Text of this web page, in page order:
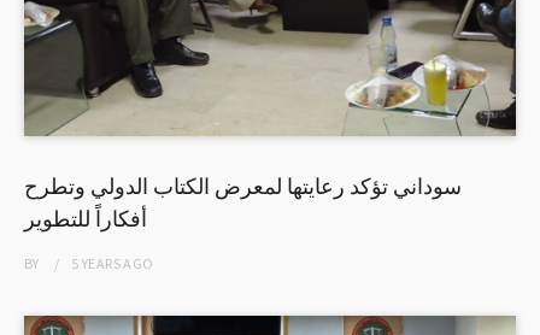
سوداني تؤكد رعايتها لمعرض الكتاب الدولي وتطرح
أفكاراً للتطوير
BY 5 YEARSAGO